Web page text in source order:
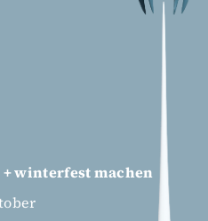
+ winterfest machen